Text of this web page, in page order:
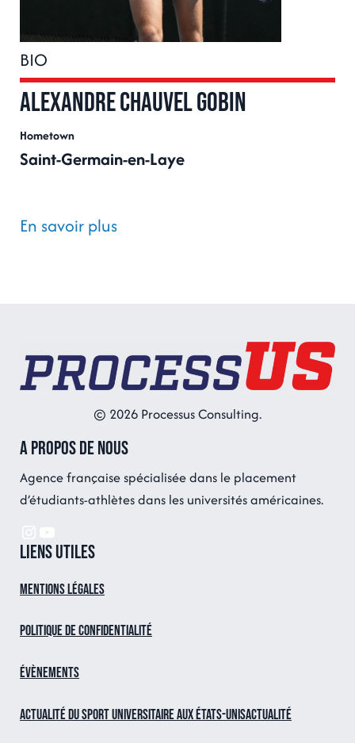
BIO
Alexandre CHAUVEL GOBIN
Hometown
Saint-Germain-en-Laye
En savoir plus
© 2026 Processus Consulting.
A propos de nous
Agence française spécialisée dans le placement
d’étudiants-athlètes dans les universités américaines.
Liens utiles
Mentions légales
Politique de confidentialité
Évènements
Actualité du sport universitaire aux États-UnisActualité